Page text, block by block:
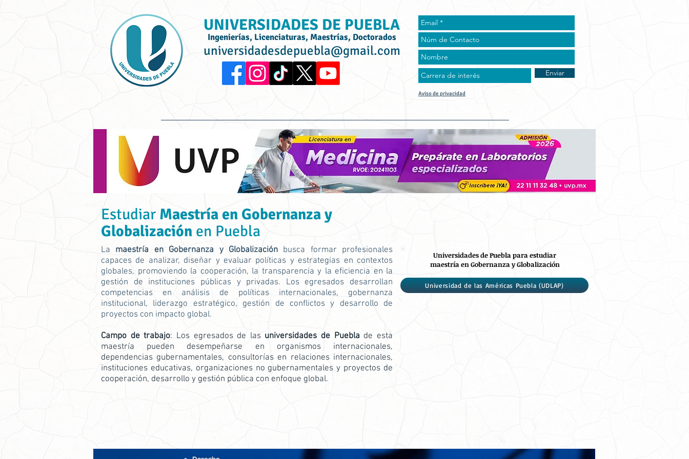
UNIVERSIDADES DE PUEBLA
Ingenierías, Licenciaturas, Maestrías, Doctorados
universidadesdepuebla@gmail.com
Enviar
Aviso de privacidad
Estudiar Maestría en Gobernanza y
Globalización en Puebla
La maestría en Gobernanza y Globalización busca formar profesionales
capaces de analizar, diseñar y evaluar políticas y estrategias en contextos
globales, promoviendo la cooperación, la transparencia y la eficiencia en la
gestión de instituciones públicas y privadas. Los egresados desarrollan
competencias en análisis de políticas internacionales, gobernanza
institucional, liderazgo estratégico, gestión de conflictos y desarrollo de
proyectos con impacto global.
Campo de trabajo: Los egresados de las universidades de Puebla de esta
maestría pueden desempeñarse en organismos internacionales,
dependencias gubernamentales, consultorías en relaciones internacionales,
instituciones educativas, organizaciones no gubernamentales y proyectos de
cooperación, desarrollo y gestión pública con enfoque global.
Universidades de Puebla para estudiar
maestría en Gobernanza y Globalización
Universidad de las Américas Puebla (UDLAP)